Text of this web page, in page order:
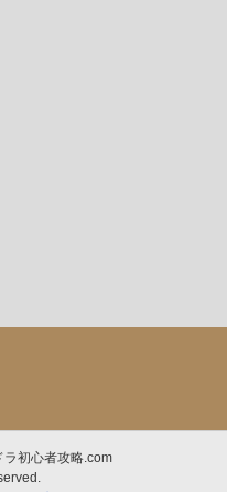
初心者攻略.com